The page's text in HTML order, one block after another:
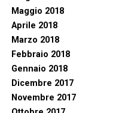
Maggio 2018
Aprile 2018
Marzo 2018
Febbraio 2018
Gennaio 2018
Dicembre 2017
Novembre 2017